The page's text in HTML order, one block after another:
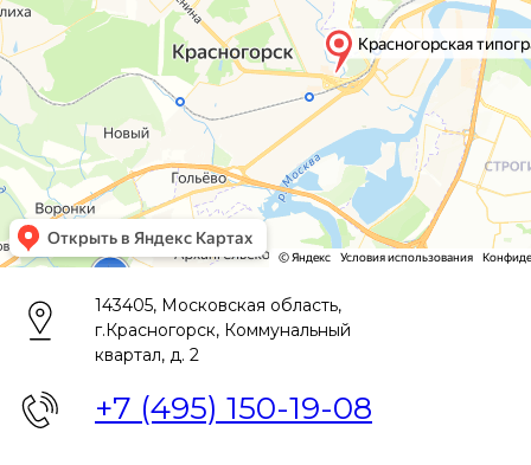
143405, Московская область,
г.Красногорск, Коммунальный
квартал, д. 2
+7 (495) 150-19-08